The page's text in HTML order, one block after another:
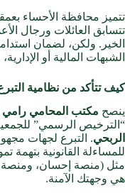
تتميز محافظة الأحساء
تتسابق العائلات ورجال
الخير. ولكن، لضمان
الشبهات المالية أو
كيف تتأكد من نظامية
ينصح مكتب المحامي رامي
“الترخيص الرسمي”
الربحي. التبرع لجهات
للمساءلة القانونية
مثل (منصة إحسان، ومنصة
هي وجهتك الآمنة.